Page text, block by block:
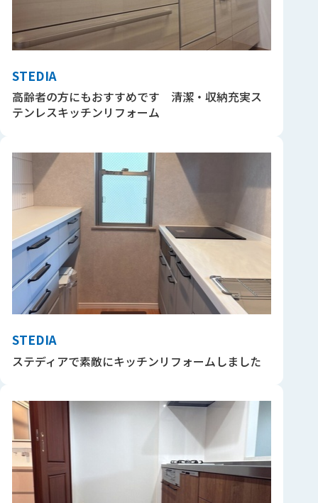
STEDIA
高齢者の方にもおすすめです 清潔・収納充実ス
テンレスキッチンリフォーム
STEDIA
ステディアで素敵にキッチンリフォームしました